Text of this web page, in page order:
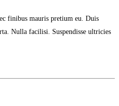
finibus mauris pretium eu. Duis
Nulla facilisi. Suspendisse ultricies